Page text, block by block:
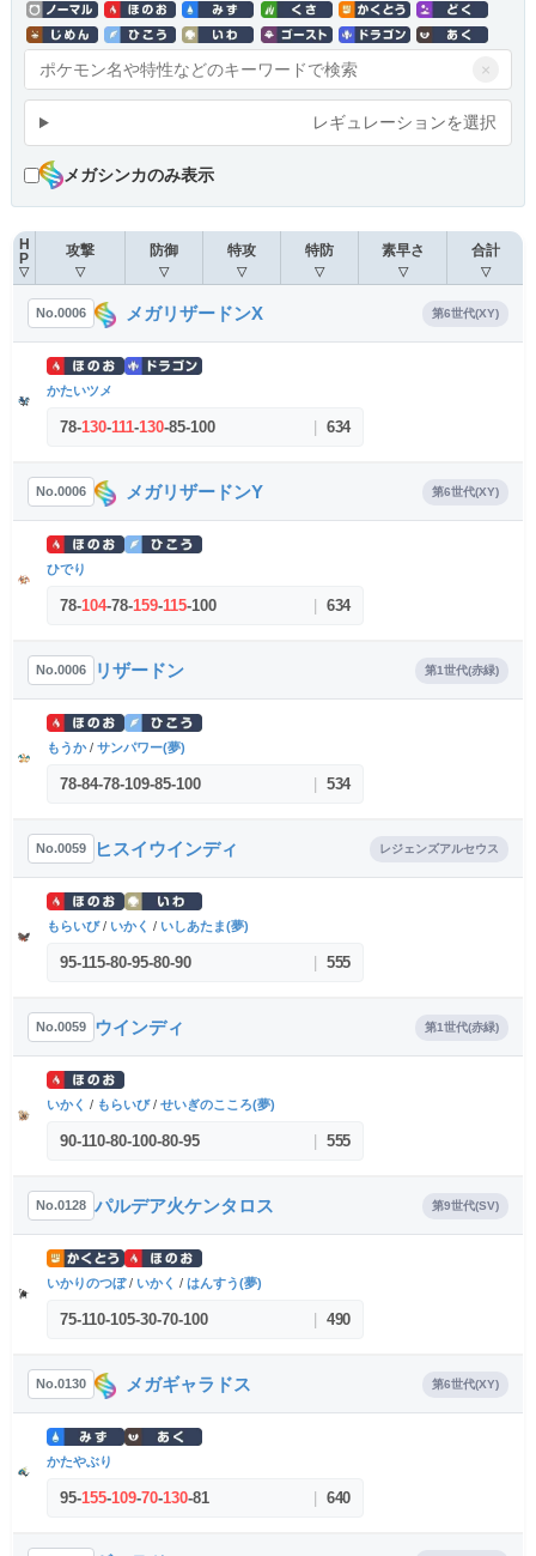
×
レギュレーションを選択
メガシンカのみ表示
H
P
▽
攻撃
▽
防御
▽
特攻
▽
特防
▽
素早さ
▽
合計
▽
No.0006 メガリザードンX 第6世代(XY)
かたいツメ
78-130-111-130-85-100 634
No.0006 メガリザードンY 第6世代(XY)
ひでり
78-104-78-159-115-100 634
No.0006 リザードン 第1世代(赤緑)
もうか/ サンパワー(夢)
78-84-78-109-85-100 534
No.0059 ヒスイウインディ レジェンズアルセウス
もらいび/ いかく / いしあたま(夢)
95-115-80-95-80-90 555
No.0059 ウインディ 第1世代(赤緑)
いかく / もらいび/ せいぎのこころ(夢)
90-110-80-100-80-95 555
No.0128 パルデア火ケンタロス 第9世代(SV)
いかりのつぼ/ いかく / はんすう(夢)
75-110-105-30-70-100 490
No.0130 メガギャラドス 第6世代(XY)
かたやぶり
95-155-109-70-130-81 640